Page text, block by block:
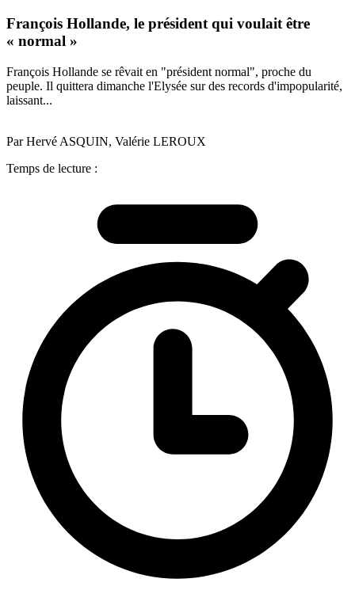
François Hollande, le président qui voulait être
« normal »
François Hollande se rêvait en "président normal", proche du
peuple. Il quittera dimanche l'Elysée sur des records d'impopularité,
laissant...
Par Hervé ASQUIN, Valérie LEROUX
Temps de lecture :